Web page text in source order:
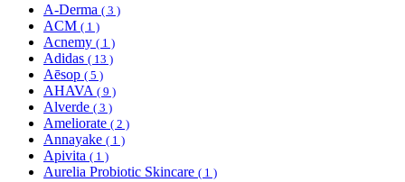
A-Derma ( 3 )
ACM ( 1 )
Acnemy ( 1 )
Adidas ( 13 )
Aēsop ( 5 )
AHAVA ( 9 )
Alverde ( 3 )
Ameliorate ( 2 )
Annayake ( 1 )
Apivita ( 1 )
Aurelia Probiotic Skincare ( 1 )